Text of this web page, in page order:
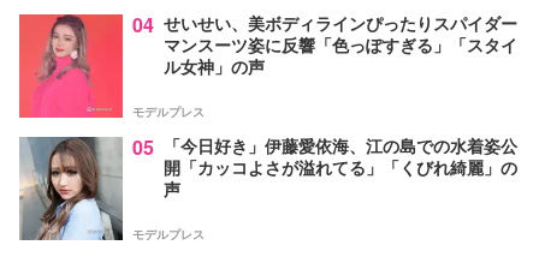
04 せいせい、美ボディラインぴったりスパイダー
マンスーツ姿に反響「色っぽすぎる」「スタイ
ル女神」の声
モデルプレス
05
「今日好き」伊藤愛依海、江の島での水着姿公
開「カッコよさが溢れてる」「くびれ綺麗」の
声
モデルプレス